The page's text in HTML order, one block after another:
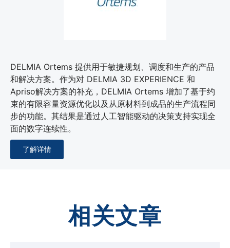
DELMIA Ortems 提供用于敏捷规划、调度和生产的产品
和解决方案。作为对 DELMIA 3D EXPERIENCE 和
Apriso解决方案的补充，DELMIA Ortems 增加了基于约
束的有限容量资源优化以及从原材料到成品的生产流程同
步的功能。其结果是通过人工智能驱动的决策支持实现全
面的数字连续性。
了解详情
相关文章